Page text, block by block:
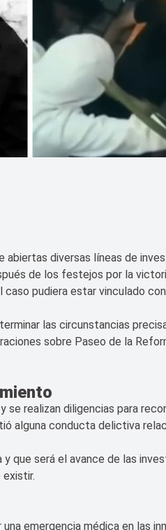
abiertas diversas líneas de
de los festejos por la
pudiera estar vinculado
las circunstancias
sobre Paseo de la
se realizan diligencias para
alguna conducta delictiva
que será el avance de las
emergencia médica en las